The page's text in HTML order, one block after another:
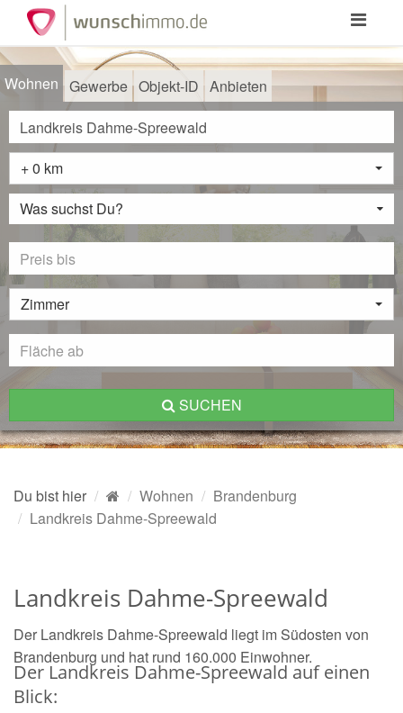
Toggle
Wohnen Gewerbe Objekt-ID Anbieten
+ 0 km
Was suchst Du?
Zimmer
SUCHEN
Du bist hier Wohnen
Brandenburg
Landkreis Dahme-Spreewald
Landkreis Dahme-Spreewald
Der Landkreis Dahme-Spreewald liegt im Südosten von
Brandenburg und hat rund 160.000 Einwohner.
Der Landkreis Dahme-Spreewald auf einen
Blick: